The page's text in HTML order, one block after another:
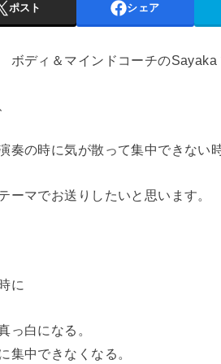
ポスト シェア
ディ＆マインドコーチのSayaka
奏の時に気が散って集中できない
ーマでお送りしたいと思います。
に
っ白になる。
集中できなくなる。